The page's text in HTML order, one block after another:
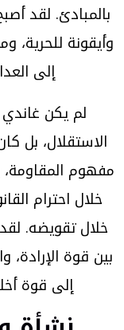
بالمبادئ. لقد
وأيقونة
إلى
لم يكن
الاستقلال، بل
مفهوم
خلال احترام
خلال تقويضه.
بين قوة الإرادة،
إلى قوة